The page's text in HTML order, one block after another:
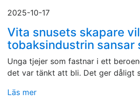
2025-10-17
Vita snusets skapare
tobaksindustrin sansar
Unga tjejer som fastnar i ett
det var tänkt att bli. Det ger dåligt
Läs mer